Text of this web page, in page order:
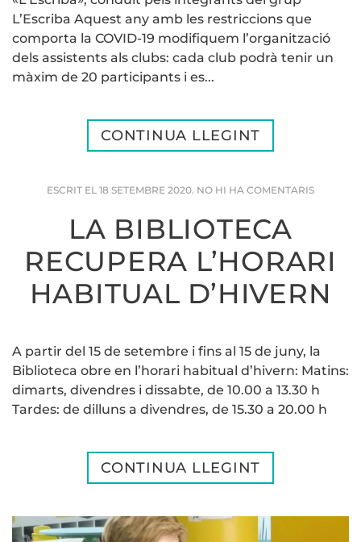
L’Escriba Aquest any amb les restriccions que
comporta la COVID-19 modifiquem l’organització
dels assistents als clubs: cada club podrà tenir un
màxim de 20 participants i es...
CONTINUA LLEGINT
ESCRIT EL 18 SETEMBRE 2020. NO HI HA COMENTARISA
LA BIBLIOTECA
RECUPERA L’HORARI
HABITUAL D’HIVERN
A partir del 15 de setembre i fins al 15 de juny, la
Biblioteca obre en l’horari habitual d’hivern: Matins:
dimarts, divendres i dissabte, de 10.00 a 13.30 h
Tardes: de dilluns a divendres, de 15.30 a 20.00 h
CONTINUA LLEGINT